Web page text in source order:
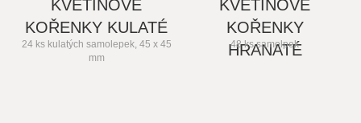
KVĚTINOVÉ
KOŘENKY KULATÉ
24 ks kulatých samolepek, 45 x 45
mm
KVĚTINOVÉ
KOŘENKY
HRANATÉ
48 ks samolpek